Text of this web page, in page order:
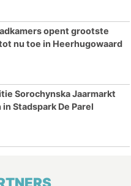
opent grootste
nu toe in Heerhugowaard
Sorochynska Jaarmarkt
Stadspark De Parel